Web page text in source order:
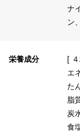
ナ
ン
栄養成分
[
エ
た
脂
炭
食